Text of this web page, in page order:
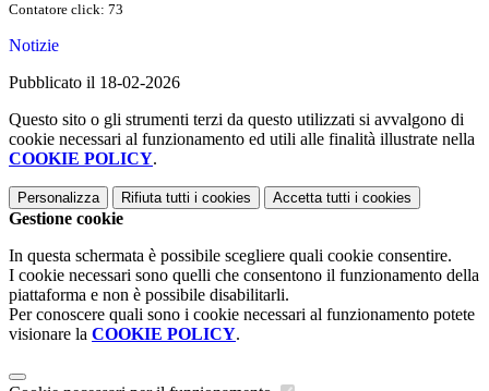
Contatore click: 73
Notizie
Pubblicato il 18-02-2026
Questo sito o gli strumenti terzi da questo utilizzati si avvalgono di
cookie necessari al funzionamento ed utili alle finalità illustrate nella
COOKIE POLICY.
Personalizza Rifiuta tutti i cookies Accetta tutti i cookies
Gestione cookie
In questa schermata è possibile scegliere quali cookie consentire.
I cookie necessari sono quelli che consentono il funzionamento della
piattaforma e non è possibile disabilitarli.
Per conoscere quali sono i cookie necessari al funzionamento potete
visionare la COOKIE POLICY.